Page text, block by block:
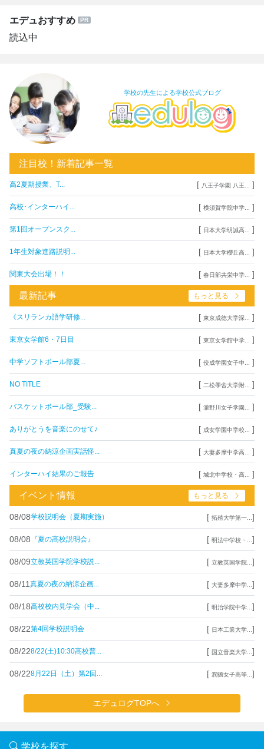
エデュおすすめ
読込中
学校の先生による学校公式ブログ
注目校！新着記事一覧
高2夏期授業、T... [ 八王子学園 八王... ]
高校･インターハイ... [ 横須賀学院中学... ]
第1回オープンスク... [ 日本大学明誠高... ]
1年生対象進路説明... [ 日本大学櫻丘高... ]
関東大会出場！！ [ 春日部共栄中学... ]
最新記事 もっと見る
《スリランカ語学研修... [ 東京成徳大学深... ]
東京女学館6・7日目 [ 東京女学館中学... ]
中学ソフトボール部夏... [ 佼成学園女子中... ]
NO TITLE [ 二松學舍大学附... ]
バスケットボール部_受験... [ 瀧野川女子学園... ]
ありがとうを音楽にのせて♪ [ 成女学園中学校... ]
真夏の夜の納涼企画実話怪... [ 大妻多摩中学高... ]
インターハイ結果のご報告 [ 城北中学校・高... ]
イベント情報 もっと見る
08/08学校説明会（夏期実施） [ 拓殖大学第一... ]
08/08 『夏の高校説明会』 [ 明法中学校・... ]
08/09立教英国学院学校説... [ 立教英国学院... ]
08/11 真夏の夜の納涼企画... [ 大妻多摩中学... ]
08/18高校校内見学会（中... [ 明治学院中学... ]
08/22第4回学校説明会 [ 日本工業大学... ]
08/228/22(土)10:30高校普... [ 国立音楽大学... ]
08/228月22日（土）第2回... [ 潤徳女子高等... ]
エデュログTOPへ
学校を探す